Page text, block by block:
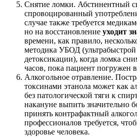
Снятие ломки. Абстинентный
спровоцированный
случае также требуется
но на восстановление уходит
времени, как правило,
методика УБОД
детоксикации), когда ломка
часов, пока пациент погружен
Алкогольное отравление.
токсинами этанола может как
без патологической тяги к
накануне выпить значительно
принять контрафактный
профессионалов требуется,
здоровье человека.